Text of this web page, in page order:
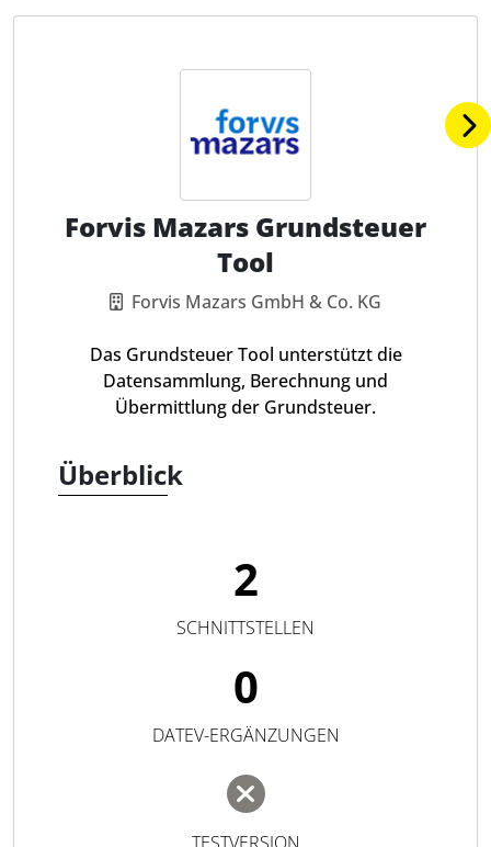
Forvis Mazars Grundsteuer
Tool
Forvis Mazars GmbH & Co. KG
Das Grundsteuer Tool unterstützt die
Datensammlung, Berechnung und
Übermittlung der Grundsteuer.
Überblick
2
SCHNITTSTELLEN
0
DATEV-ERGÄNZUNGEN